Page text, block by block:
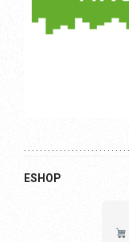
ESHOP